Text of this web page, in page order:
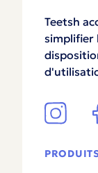
Teetsh
simplifier